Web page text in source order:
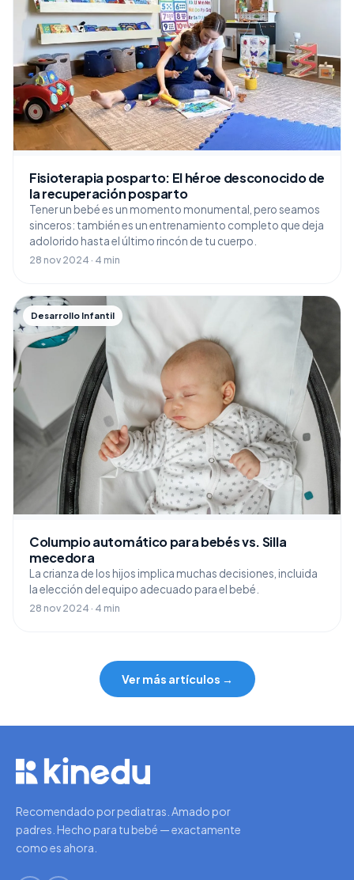
Fisioterapia posparto: El héroe desconocido de
la recuperación posparto
Tener un bebé es un momento monumental, pero seamos
sinceros: también es un entrenamiento completo que deja
adolorido hasta el último rincón de tu cuerpo.
28 nov 2024 · 4 min
Desarrollo Infantil
Columpio automático para bebés vs. Silla
mecedora
La crianza de los hijos implica muchas decisiones, incluida
la elección del equipo adecuado para el bebé.
28 nov 2024 · 4 min
Ver más artículos →
Recomendado por pediatras. Amado por
padres. Hecho para tu bebé — exactamente
como es ahora.